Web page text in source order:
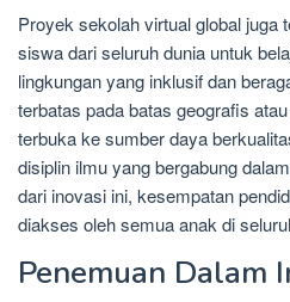
Proyek sekolah virtual global juga
siswa dari seluruh dunia untuk
lingkungan yang inklusif dan
terbatas pada batas geografis
terbuka ke sumber daya
disiplin ilmu yang bergabung
dari inovasi ini, kesempatan
diakses oleh semua anak di
Penemuan Dalam